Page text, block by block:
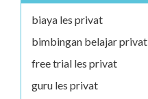
biaya les privat
bimbingan belajar privat
free trial les privat
guru les privat